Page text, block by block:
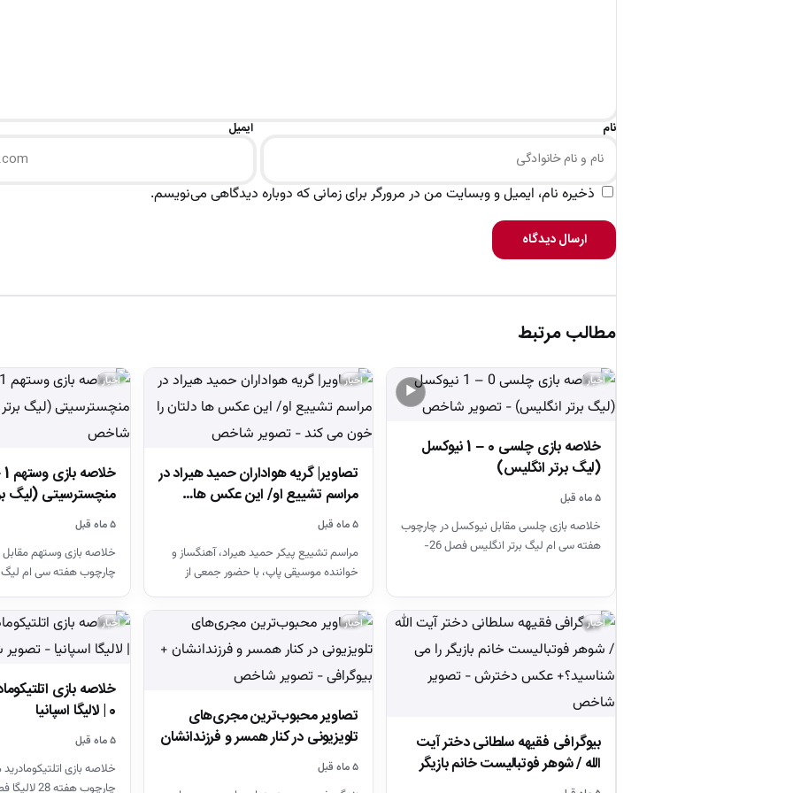
نام ایمیل
ذخیره نام، ایمیل و وبسایت من در مرورگر برای زمانی که دوباره دیدگاهی می‌نویسم.
ارسال دیدگاه
مطالب مرتبط
▶
اخبار
خلاصه بازی چلسی 0 – 1 نیوکسل
(لیگ برتر انگلیس)
۵ ماه قبل
خلاصه بازی چلسی مقابل نیوکسل در چارچوب
هفته سی ام لیگ برتر انگلیس فصل 26-
اخبار
تصاویر| گریه هواداران حمید هیراد در
مراسم تشییع او/ این عکس ها…
۵ ماه قبل
مراسم تشییع پیکر حمید هیراد، آهنگساز و
خواننده موسیقی پاپ، با حضور جمعی از
اخبار
منچسترسیتی (لیگ
۵ ماه قبل
خلاصه بازی وستهم
چارچوب هفته سی ام
اخبار
بیوگرافی فقیهه سلطانی دختر آیت
الله / شوهر فوتبالیست خانم بازیگر
را…
اخبار
تصاویر محبوب‌ترین مجری‌های
تلویزیونی در کنار همسر و فرزندانشان
+ بیوگرافی
۵ ماه قبل
اخبار
0 | لالیگا اسپانیا
۵ ماه قبل
خلاصه بازی
چارچوب هفته 28 لالیگا فصل 26-2025